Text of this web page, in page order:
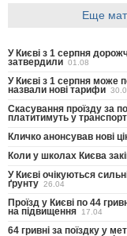
Еще
У Києві з 1 серпня
затвердили 01.08
У Києві з 1 серпня може
назвали нові тарифи
Скасування проїзду за
платитимуть у
Кличко анонсував нові
Коли у школах Києва
У Києві очікуються
ґрунту 26.04
Проїзд у Києві по 44
на підвищення 17.04
64 гривні за поїздку у